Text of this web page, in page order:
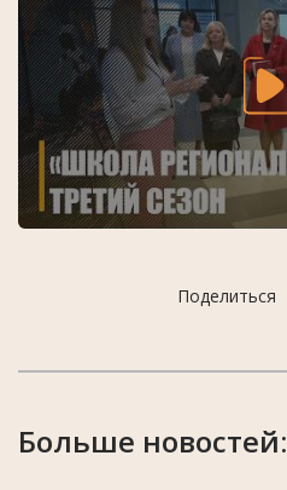
Поделиться
Больше новостей: